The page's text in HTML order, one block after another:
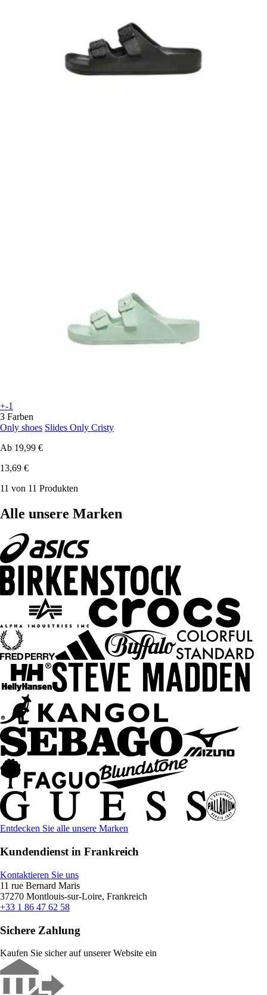
+-1
3 Farben
Only shoes Slides Only Cristy
Ab 19,99 €
13,69 €
11 von 11 Produkten
Alle unsere Marken
Entdecken Sie alle unsere Marken
Kundendienst in Frankreich
Kontaktieren Sie uns
11 rue Bernard Maris
37270 Montlouis-sur-Loire, Frankreich
+33 1 86 47 62 58
Sichere Zahlung
Kaufen Sie sicher auf unserer Website ein